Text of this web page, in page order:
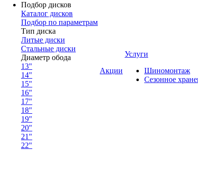
Подбор дисков
Каталог дисков
Подбор по параметрам
Тип диска
Литые диски
Стальные диски
Диаметр обода
13"
14"
15"
16"
17"
18"
19"
20"
21"
22"
Акции
Услуги
Шиномонтаж
Сезонное